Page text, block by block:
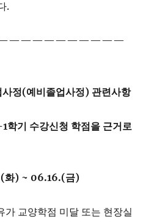
.
정(예비졸업사정) 관련사항
학기 수강신청 학점을 근거로
화) ~ 06.16.(금)
교양학점 미달 또는 현장실